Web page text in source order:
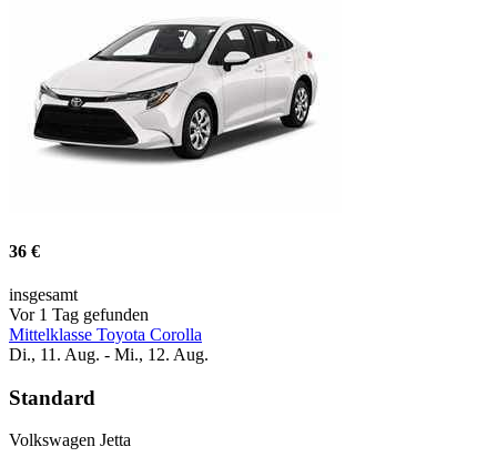
36 €
insgesamt
Vor 1 Tag gefunden
Mittelklasse Toyota Corolla
Di., 11. Aug. - Mi., 12. Aug.
Standard
Volkswagen Jetta